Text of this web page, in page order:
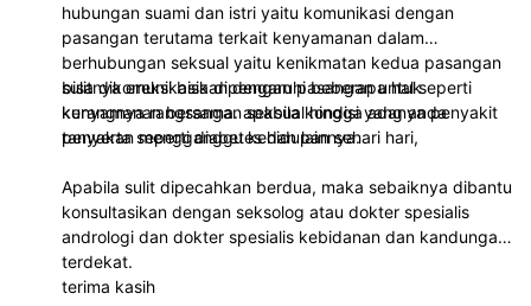
hubungan suami dan istri yaitu komunikasi dengan
pasangan terutama terkait kenyamanan dalam
berhubungan seksual yaitu kenikmatan kedua pasangan
bisa dikomunikasikan dengan pasangan untuk
kenyamanan bersama. apabila kondisi yang anda
tanyakan mengganggu kehidupan sehari hari,
sulitnya ereksi bisa dipengaruhi beberapa hal seperti
kurangnya rangsangan seksual hingga adanya penyakit
penyerta seperti diabetes dan lainnya.
Apabila sulit dipecahkan berdua, maka sebaiknya dibantu
konsultasikan dengan seksolog atau dokter spesialis
andrologi dan dokter spesialis kebidanan dan kandungan
terdekat.
terima kasih